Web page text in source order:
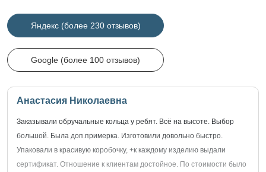
Яндекс (более 230 отзывов)
Google (более 100 отзывов)
Анастасия Николаевна
Заказывали обручальные кольца у ребят. Всё на высоте. Выбор
большой. Была доп.примерка. Изготовили довольно быстро.
Упаковали в красивую коробочку, +к каждому изделию выдали
сертификат. Отношение к клиентам достойное. По стоимости было